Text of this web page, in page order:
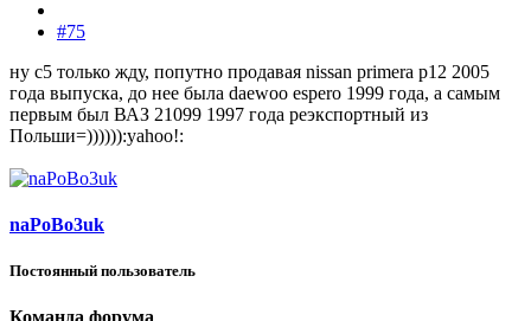
#75
ну c5 только жду, попутно продавая nissan primera p12 2005
года выпуска, до нее была daewoo espero 1999 года, а самым
первым был ВАЗ 21099 1997 года реэкспортный из
Польши=)))))):yahoo!:
naPoBo3uk
Постоянный пользователь